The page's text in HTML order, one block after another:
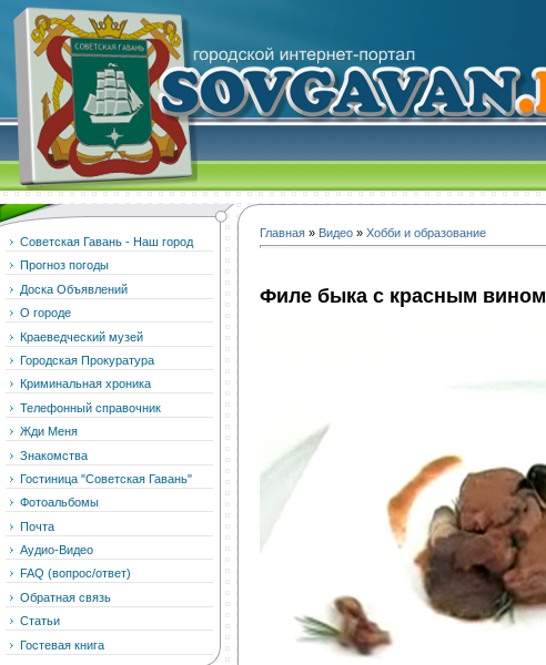
Советская Гавань - Наш город
Прогноз погоды
Доска Объявлений
О городе
Краеведческий музей
Городская Прокуратура
Криминальная хроника
Телефонный справочник
Жди Меня
Знакомства
Гостиница "Советская Гавань"
Фотоальбомы
Почта
Аудио-Видео
FAQ (вопрос/ответ)
Обратная связь
Статьи
Гостевая книга
Главная » Видео » Хобби и образование
Филе быка с красным вином